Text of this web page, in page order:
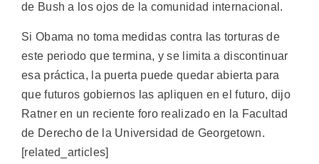
de Bush a los ojos de la comunidad internacional.
Si Obama no toma medidas contra las torturas de
este periodo que termina, y se limita a discontinuar
esa práctica, la puerta puede quedar abierta para
que futuros gobiernos las apliquen en el futuro, dijo
Ratner en un reciente foro realizado en la Facultad
de Derecho de la Universidad de Georgetown.
[related_articles]